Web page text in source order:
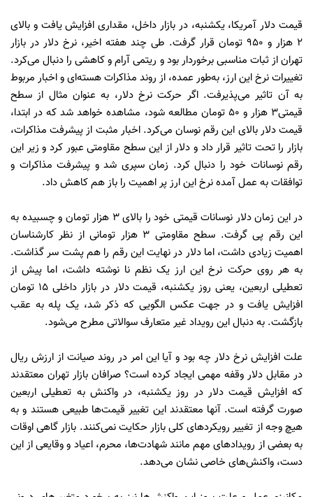
قیمت دلار آمریکا، یکشنبه، در بازار داخل، مقداری افزایش یافت و بالای
2 هزار و 950 تومان قرار گرفت. طی چند هفته اخیر، نرخ دلار در بازار
تهران از ثبات مناسبی برخوردار بود و ریتمی آرام و کاهشی را دنبال می‌کرد.
تغییرات نرخ این ارز، به‌طور عمده، از روند مذاکرات هسته‌ای و اخبار مربوط
به آن تاثیر می‌پذیرفت. اگر حرکت نرخ دلار، به عنوان مثال از سطح
قیمتی3 هزار و 50 تومان مطالعه شود، مشاهده خواهد شد که در ابتدا،
قیمت دلار بالای این رقم نوسان می‌کرد. اخبار مثبت از پیشرفت مذاکرات،
بازار را تحت تاثیر قرار داد و دلار از این سطح مقاومتی عبور کرد و زیر این
رقم نوسانات خود را دنبال کرد. زمان سپری شد و پیشرفت مذاکرات و
توافقات به عمل آمده نرخ این ارز پر اهمیت را باز هم کاهش داد.
در این زمان دلار نوسانات قیمتی خود را بالای 3 هزار تومان و چسبیده به
این رقم پی گرفت. سطح مقاومتی 3 هزار تومانی از نظر کارشناسان
اهمیت زیادی داشت، اما دلار در نهایت این رقم را هم پشت سر گذاشت.
به هر روی حرکت نرخ این ارز یک نظم نا نوشته داشت، اما پیش از
تعطیلی اربعین، یعنی روز یکشنبه، قیمت دلار در بازار داخلی 15 تومان
افزایش یافت و در جهت عکس الگویی که ذکر شد، یک پله به عقب
بازگشت. به دنبال این رویداد غیر متعارف سوالاتی مطرح می‌شود.
علت افزایش نرخ دلار چه بود و آیا این امر در روند صیانت از ارزش ریال
در مقابل دلار وقفه مهمی ایجاد کرده است؟ صرافان بازار تهران معتقدند
که افزایش قیمت دلار در روز یکشنبه، در واکنش به تعطیلی اربعین
صورت گرفته است. آنها معتقدند این تغییر قیمت‌ها طبیعی هستند و به
هیچ وجه از تغییر رویکردهای کلی بازار حکایت نمی‌کنند. بازار گاهی اوقات
به بعضی از رویدادهای مهم مانند شهادت‌ها، محرم، اعیاد و وقایعی از این
دست، واکنش‌های خاصی نشان می‌دهد.